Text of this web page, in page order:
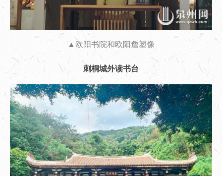
▲欧阳书院和欧阳詹塑像
刺桐城外读书台